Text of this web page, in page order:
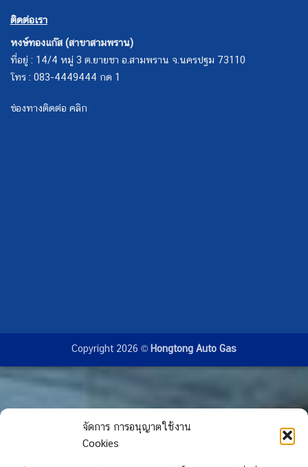
จัดการ การอนุญาตใช้งาน
Cookies
ติดต่อเรา
หงษ์ทองแก๊ส (สาขาสามพราน)
ที่อยู่ : 14/4 หมู่ 3 ต.ยายชา อ.สามพราน จ.นครปฐม 73110
โทร : 083-4449444 กด 1
ช่องทางติดต่อ คลิก
Copyright 2026 © Hongtong Auto Gas